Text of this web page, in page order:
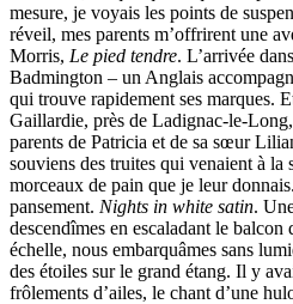
mesure, je voyais les points de
réveil, mes parents m’offrirent une
Morris, Le pied tendre. L’arrivée
Badmington – un Anglais
qui trouve rapidement ses marques.
Gaillardie, près de Ladignac-le-
parents de Patricia et de sa sœur
souviens des truites qui venaient à la
morceaux de pain que je leur
pansement. Nights in white satin.
descendîmes en escaladant le balcon
échelle, nous embarquâmes sans
des étoiles sur le grand étang. Il y
frôlements d’ailes, le chant d’une